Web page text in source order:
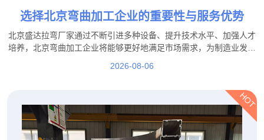
选择北京弯曲加工企业的重要性与服务优势
北京盛达拉弯厂家通过不断引进多种设备、提升技术水平、加强人才
培养，北京弯曲加工企业将能够更好地满足市场需求，为制造业发展
2026-08-06
HOT